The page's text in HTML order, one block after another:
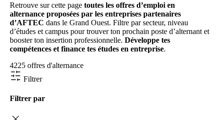
Retrouve sur cette page toutes les offres d’emploi en
alternance proposées par les entreprises partenaires
d’AFTEC dans le Grand Ouest. Filtre par secteur, niveau
d’études et campus pour trouver ton prochain poste d’alternant et
booster ton insertion professionnelle. Développe tes
compétences et finance tes études en entreprise.
4225 offres d'alternance
Filtrer
Filtrer par